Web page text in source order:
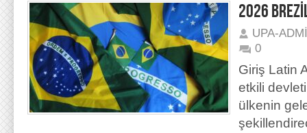
2026
UPA-
0
Giriş Latin
etkili
ülkenin